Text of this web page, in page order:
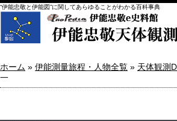
“伊能忠敬と伊能図”に関してあらゆることがわかる百科事典
ホーム » 伊能測量旅程・人物全覧 » 天体観測
一